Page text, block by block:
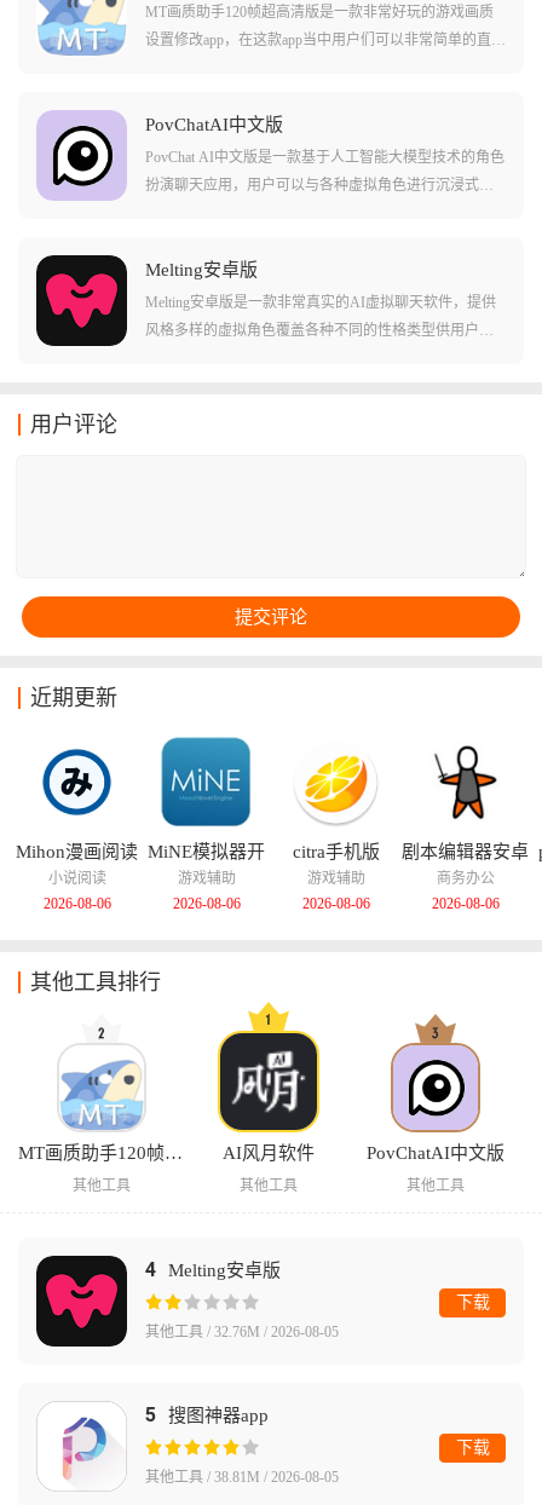
验沉浸式的角色扮演对话。平台还设有论坛专区，用户
可以与创作者交流心得，学习角色卡创作技巧，获取创
MT画质助手120帧超高清版是一款非常好玩的游戏画质
设置修改app，在这款app当中用户们可以非常简单的直接
有的玩家想要利用这款软件增加游戏的帧率，有的玩家
需要这款软件来提高画面的色彩和表现。总体上来说这
款软件确实可以做到这些目标，而且不需要额外的root权
PovChatAI中文版
PovChat AI中文版是一款基于人工智能大模型技术的角色
扮演聊天应用，用户可以与各种虚拟角色进行沉浸式互
采用先进的自然语言处理技术，能够理解上下文语境并
进行流畅自然的对话互动。支持多语言交互包括中文，
让不同地区用户都能无障碍使用。无论是想要与二次元
Melting安卓版
Melting安卓版是一款非常真实的AI虚拟聊天软件，提供
风格多样的虚拟角色覆盖各种不同的性格类型供用户选
用户评论
近期更新
Mihon漫画阅读
器
小说阅读
2026-08-06
MiNE模拟器开
源版
游戏辅助
2026-08-06
citra手机版
游戏辅助
2026-08-06
剧本编辑器安卓
版
商务办公
2026-08-06
其他工具排行
MT画质助手120帧超高清版
其他工具
AI风月软件
其他工具
PovChatAI中文版
其他工具
4 Melting安卓版
其他工具 / 32.76M / 2026-08-05
下载
5 搜图神器app
其他工具 / 38.81M / 2026-08-05
下载